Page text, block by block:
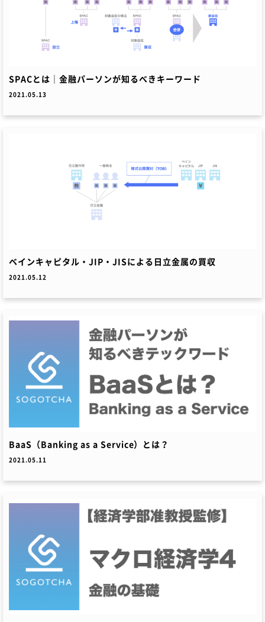
SPACとは｜金融パーソンが知るべきキーワード
2021.05.13
ベインキャピタル・JIP・JISによる日立金属の買収
2021.05.12
BaaS（Banking as a Service）とは？
2021.05.11